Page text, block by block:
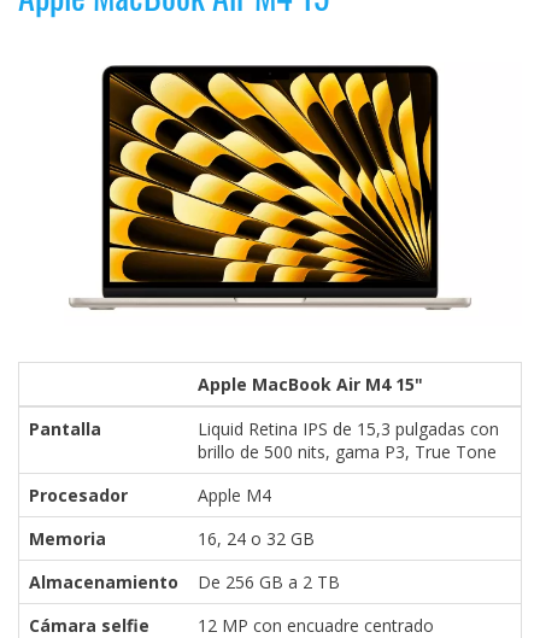
Apple MacBook Air M4 15"
Pantalla
Liquid Retina IPS de 15,3 pulgadas con
brillo de 500 nits, gama P3, True Tone
Procesador
Apple M4
Memoria
16, 24 o 32 GB
Almacenamiento
De 256 GB a 2 TB
Cámara selfie
12 MP con encuadre centrado